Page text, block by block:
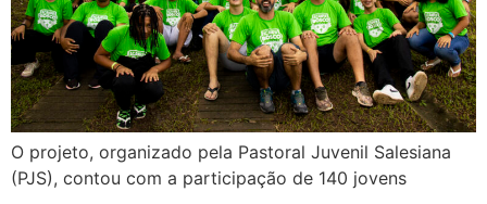
O projeto, organizado pela Pastoral Juvenil Salesiana
(PJS), contou com a participação de 140 jovens